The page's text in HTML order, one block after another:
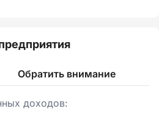
Обратить внимание
доходов: